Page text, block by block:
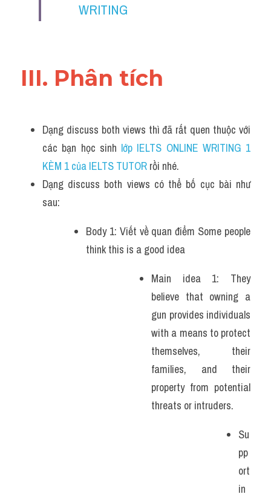
Reading
WRITING
III. Phân tích
Dạng discuss both views thì đã rất quen thuộc với
các bạn học sinh lớp IELTS ONLINE WRITING 1
KÈM 1 của IELTS TUTOR rồi nhé.
Dạng discuss both views có thể bố cục bài như
sau:
Body 1: Viết về quan điểm Some people
think this is a good idea
Main idea 1: They
believe that owning a
gun provides individuals
with a means to protect
themselves, their
families, and their
property from potential
threats or intruders.
Su
pp
ort
in